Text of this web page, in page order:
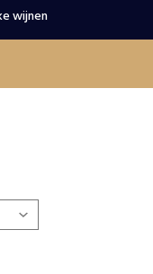
wijnen